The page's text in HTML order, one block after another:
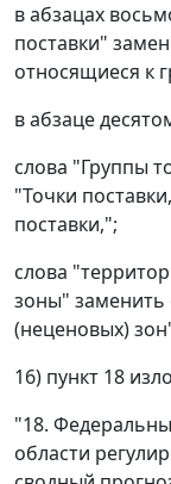
в абзацах
поставки"
относящиеся к
в абзаце
слова "Группы
"Точки
поставки,";
слова
зоны" заменить
(неценовых)
16) пункт 18
"18.
области